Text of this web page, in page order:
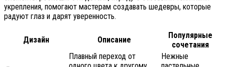
укрепления, помогают мастерам создавать шедевры, которые
радуют глаз и дарят уверенность.
Дизайн Описание
Популярные
сочетания
Плавный переход от
Нежные